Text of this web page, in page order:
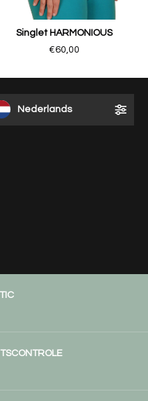
Singlet HARMONIOUS
€60,00
Nederlands